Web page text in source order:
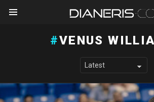
VENUS
LATEST STORIES